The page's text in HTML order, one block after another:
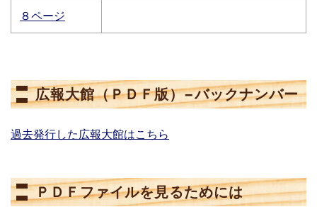
８ページ
広報大館（ＰＤＦ版）−バックナンバー
過去発行した広報大館はこちら
ＰＤＦファイルを見るためには